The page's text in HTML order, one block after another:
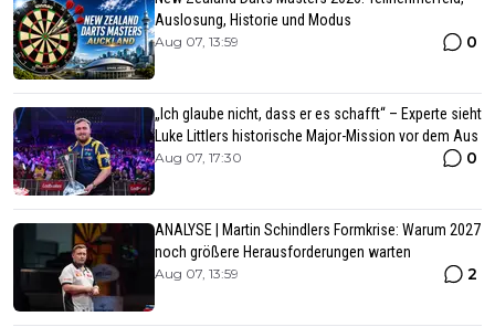
Auslosung, Historie und Modus
Aug 07, 13:59 0
„Ich glaube nicht, dass er es schafft“ – Experte sieht
Luke Littlers historische Major-Mission vor dem Aus
Aug 07, 17:30 0
ANALYSE | Martin Schindlers Formkrise: Warum 2027
noch größere Herausforderungen warten
Aug 07, 13:59 2